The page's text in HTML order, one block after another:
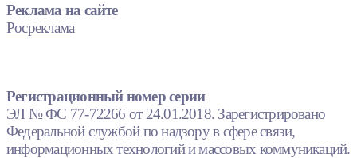
Реклама на сайте
Росреклама
Регистрационный номер серии
ЭЛ № ФС 77-72266 от 24.01.2018. Зарегистрировано
Федеральной службой по надзору в сфере связи,
информационных технологий и массовых коммуникаций.